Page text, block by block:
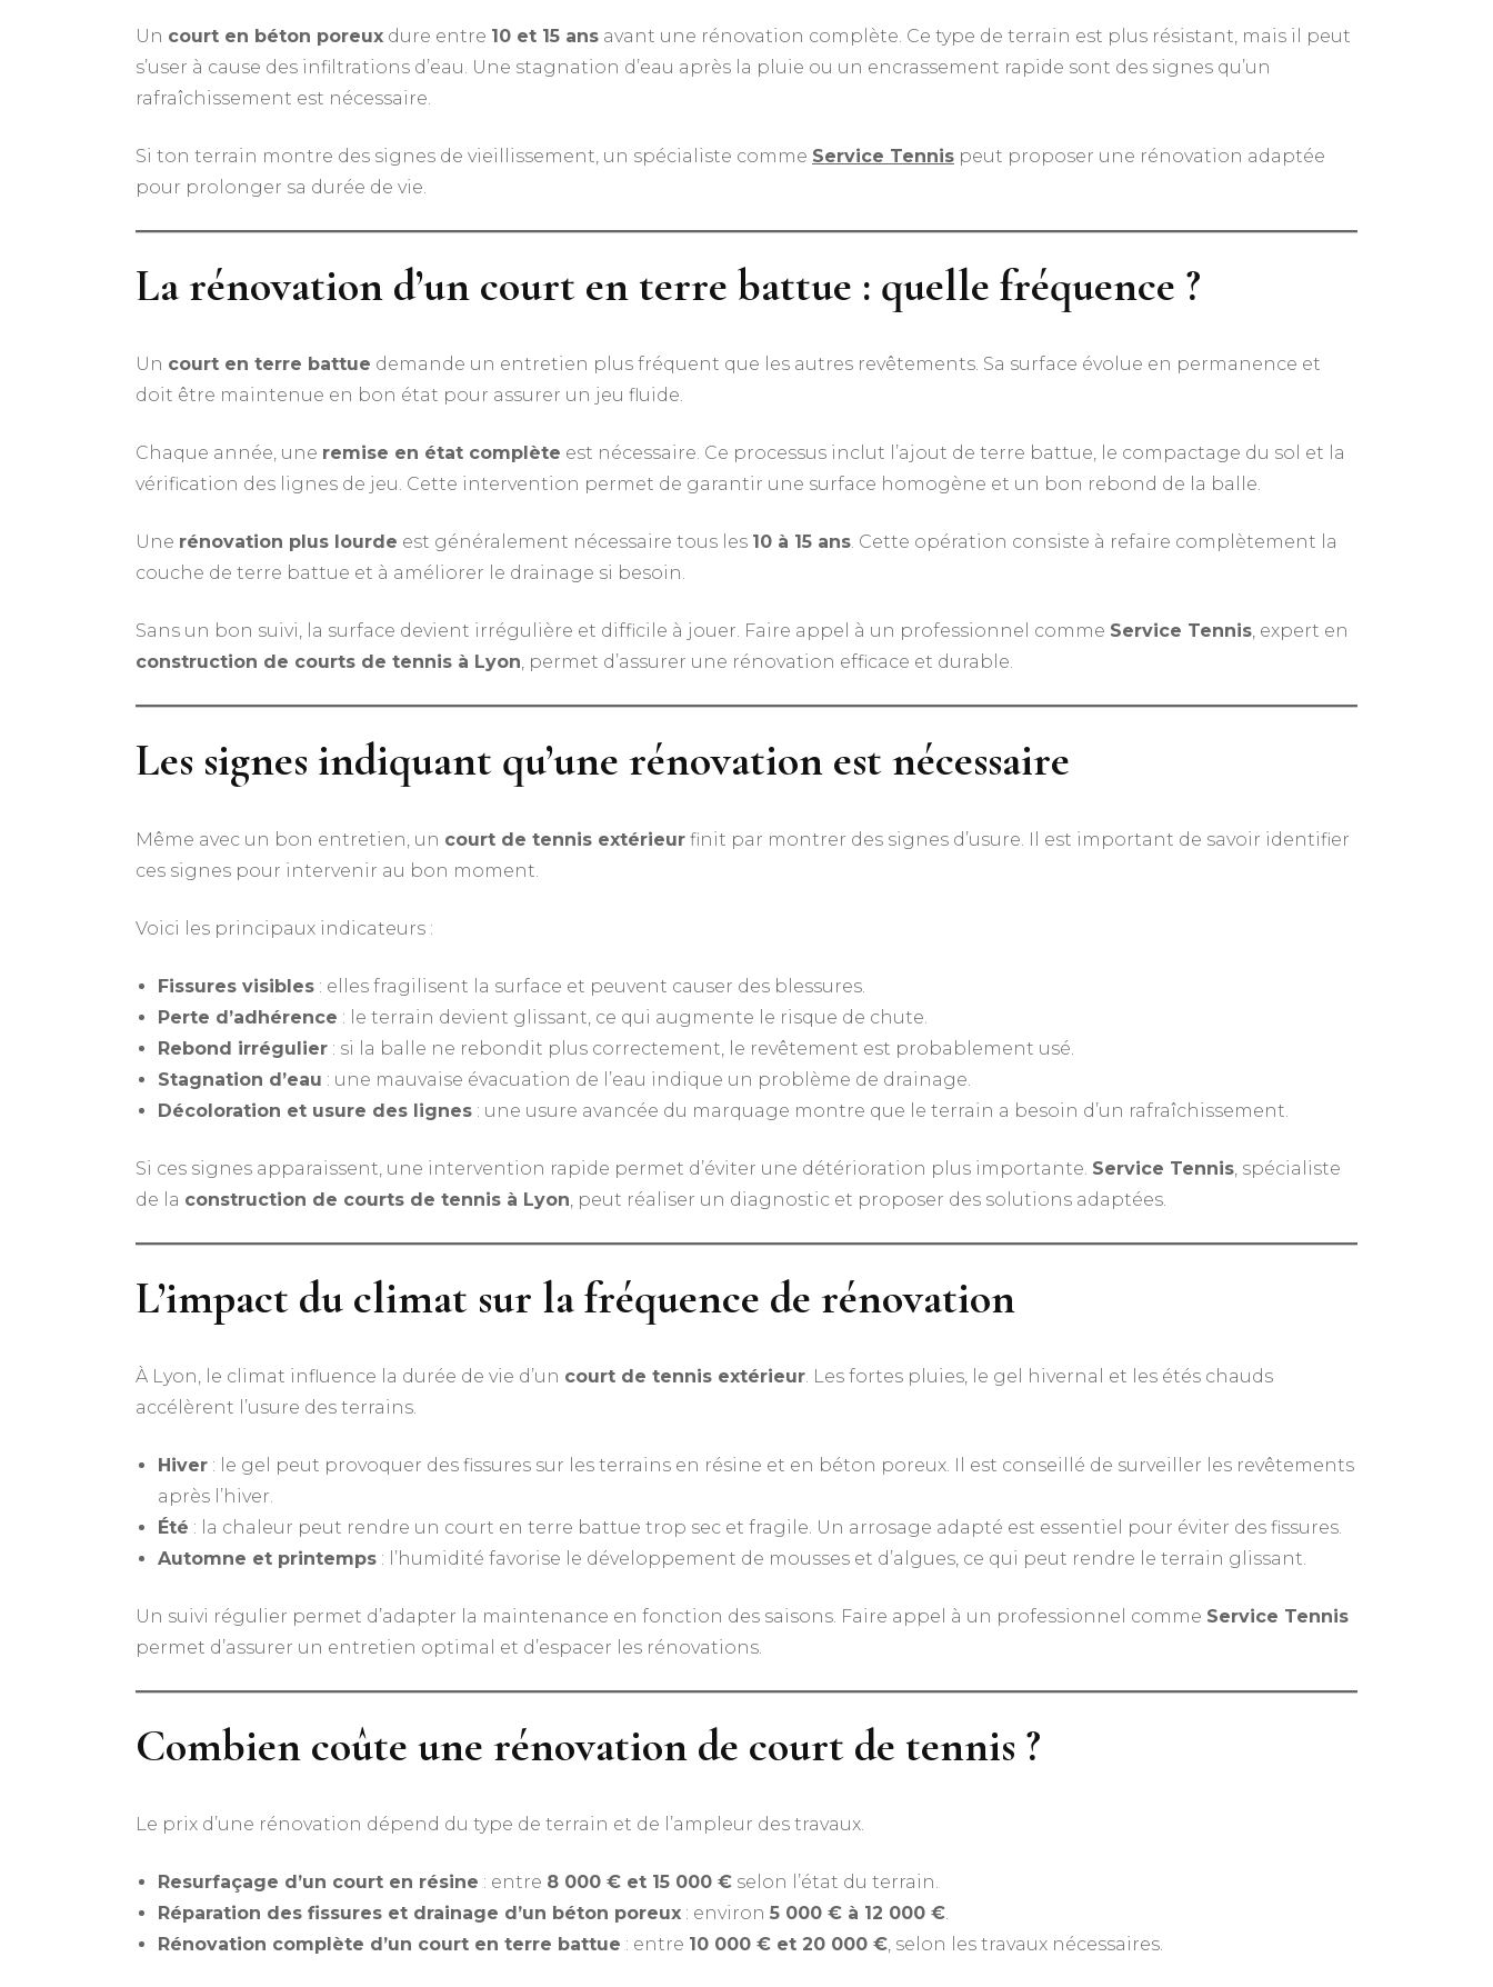
Un court en béton poreux dure entre 10 et 15 ans avant une rénovation complète. Ce type de terrain est plus résistant, mais il peut
s’user à cause des infiltrations d’eau. Une stagnation d’eau après la pluie ou un encrassement rapide sont des signes qu’un
rafraîchissement est nécessaire.
Si ton terrain montre des signes de vieillissement, un spécialiste comme Service Tennis peut proposer une rénovation adaptée
pour prolonger sa durée de vie.
La rénovation d’un court en terre battue : quelle fréquence ?
Un court en terre battue demande un entretien plus fréquent que les autres revêtements. Sa surface évolue en permanence et
doit être maintenue en bon état pour assurer un jeu fluide.
Chaque année, une remise en état complète est nécessaire. Ce processus inclut l’ajout de terre battue, le compactage du sol et la
vérification des lignes de jeu. Cette intervention permet de garantir une surface homogène et un bon rebond de la balle.
Une rénovation plus lourde est généralement nécessaire tous les 10 à 15 ans. Cette opération consiste à refaire complètement la
couche de terre battue et à améliorer le drainage si besoin.
Sans un bon suivi, la surface devient irrégulière et difficile à jouer. Faire appel à un professionnel comme Service Tennis, expert en
construction de courts de tennis à Lyon, permet d’assurer une rénovation efficace et durable.
Les signes indiquant qu’une rénovation est nécessaire
Même avec un bon entretien, un court de tennis extérieur finit par montrer des signes d’usure. Il est important de savoir identifier
ces signes pour intervenir au bon moment.
Voici les principaux indicateurs :
Fissures visibles : elles fragilisent la surface et peuvent causer des blessures.
Perte d’adhérence : le terrain devient glissant, ce qui augmente le risque de chute.
Rebond irrégulier : si la balle ne rebondit plus correctement, le revêtement est probablement usé.
Stagnation d’eau : une mauvaise évacuation de l’eau indique un problème de drainage.
Décoloration et usure des lignes : une usure avancée du marquage montre que le terrain a besoin d’un rafraîchissement.
Si ces signes apparaissent, une intervention rapide permet d’éviter une détérioration plus importante. Service Tennis , spécialiste
de la construction de courts de tennis à Lyon , peut réaliser un diagnostic et proposer des solutions adaptées.
L’impact du climat sur la fréquence de rénovation
À Lyon, le climat influence la durée de vie d’un court de tennis extérieur . Les fortes pluies, le gel hivernal et les étés chauds
accélèrent l’usure des terrains.
Hiver : le gel peut provoquer des fissures sur les terrains en résine et en béton poreux. Il est conseillé de surveiller les revêtements
après l’hiver.
Été : la chaleur peut rendre un court en terre battue trop sec et fragile. Un arrosage adapté est essentiel pour éviter des fissures.
Automne et printemps : l’humidité favorise le développement de mousses et d’algues, ce qui peut rendre le terrain glissant.
Un suivi régulier permet d’adapter la maintenance en fonction des saisons. Faire appel à un professionnel comme Service Tennis
permet d’assurer un entretien optimal et d’espacer les rénovations.
Combien coûte une rénovation de court de tennis ?
Le prix d’une rénovation dépend du type de terrain et de l’ampleur des travaux.
Resurfaçage d’un court en résine : entre 8 000 € et 15 000 € selon l’état du terrain.
Réparation des fissures et drainage d’un béton poreux : environ 5 000 € à 12 000 €.
Rénovation complète d’un court en terre battue : entre 10 000 € et 20 000 €, selon les travaux nécessaires.